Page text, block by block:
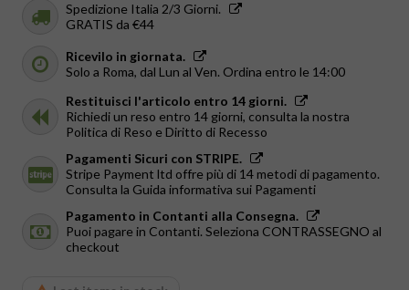
Spedizione Italia 2/3 Giorni.
GRATIS da €44
Ricevilo in giornata.
Solo a Roma, dal Lun al Ven. Ordina entro le 14:00
Restituisci l'articolo entro 14 giorni.
Richiedi un reso entro 14 giorni, consulta la nostra
Politica di Reso e Diritto di Recesso
Pagamenti Sicuri con STRIPE.
Stripe Payment ltd offre più di 14 metodi di pagamento.
Consulta la Guida informativa sui Pagamenti
Pagamento in Contanti alla Consegna.
Puoi pagare in Contanti. Seleziona CONTRASSEGNO al
checkout